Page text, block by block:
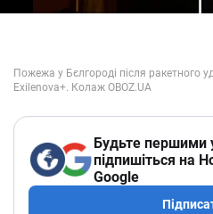
Будьте першими
підпишіться на
Google